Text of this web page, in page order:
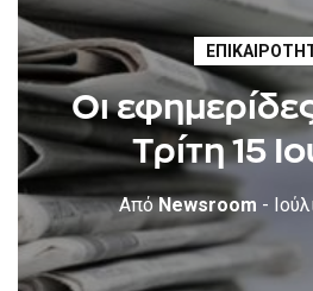
Οι
Tρίτη 15
ΑπόNewsroom -